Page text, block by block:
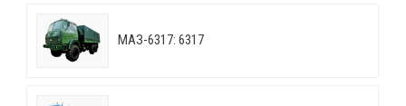
МАЗ-6317: 6317